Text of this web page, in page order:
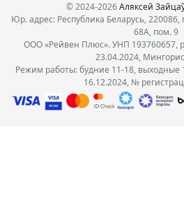
© 2024-2026Аляксей
Юр. адрес: Республика Беларусь, 220086,
68А, пом. 9
ООО «Рейвен Плюс». УНП 193760657,
23.04.2024,
Режим работы: будние 11-18, выходные
16.12.2024, №